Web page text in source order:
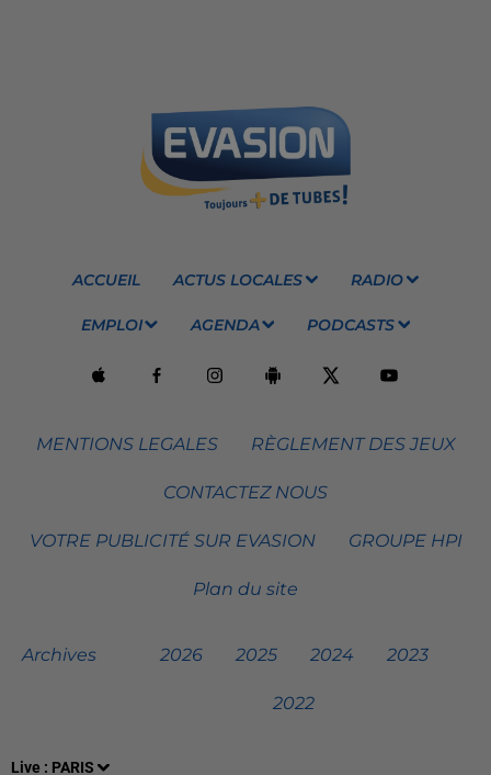
Live : PARIS
ACCUEIL ACTUS LOCALES RADIO
EMPLOI AGENDA PODCASTS
MENTIONS LEGALES RÈGLEMENT DES JEUX
CONTACTEZ NOUS
VOTRE PUBLICITÉ SUR EVASION GROUPE HPI
Plan du site
Archives 2026 2025 2024 2023
2022